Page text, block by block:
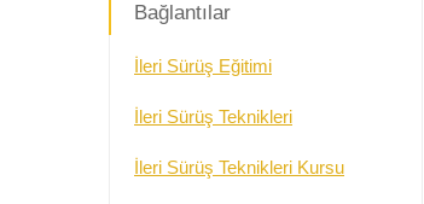
Bağlantılar
İleri Sürüş Eğitimi
İleri Sürüş Teknikleri
İleri Sürüş Teknikleri Kursu